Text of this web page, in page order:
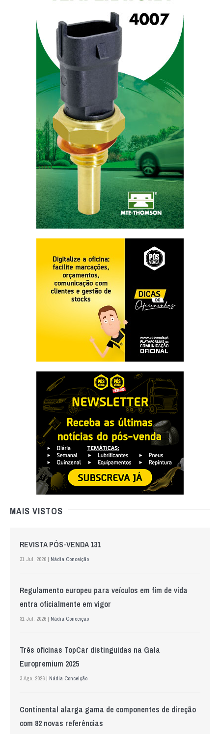
MAIS VISTOS
REVISTA PÓS-VENDA 131
31 Jul. 2026 | Nádia Conceição
Regulamento europeu para veículos em fim de vida
entra oficialmente em vigor
31 Jul. 2026 | Nádia Conceição
Três oficinas TopCar distinguidas na Gala
Europremium 2025
3 Ago. 2026 | Nádia Conceição
Continental alarga gama de componentes de direção
com 82 novas referências